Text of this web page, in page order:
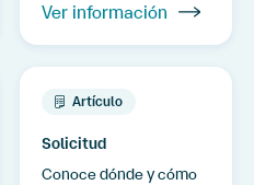
Ver información
Artículo
Solicitud
Conoce dónde y cómo